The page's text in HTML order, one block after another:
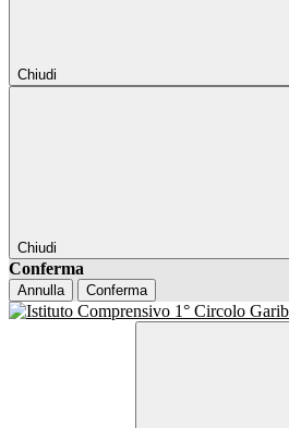
Chiudi
Chiudi
Conferma
Annulla Conferma